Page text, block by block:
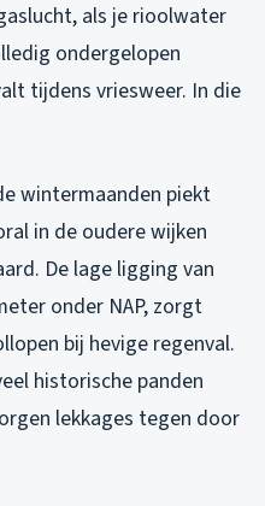
als je rioolwater
ondergelopen
tijdens vriesweer. In die
wintermaanden piekt
in de oudere wijken
De lage ligging van
onder NAP, zorgt
bij hevige regenval.
historische panden
lekkages tegen door